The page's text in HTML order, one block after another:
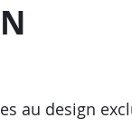
au design